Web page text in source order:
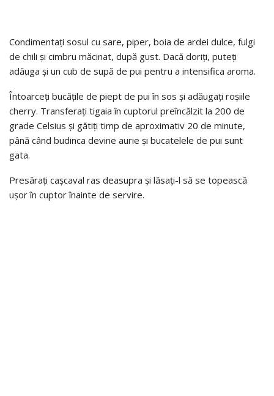
Condimentați sosul cu sare, piper, boia de ardei dulce, fulgi
de chili și cimbru măcinat, după gust. Dacă doriți, puteți
adăuga și un cub de supă de pui pentru a intensifica aroma.
Întoarceți bucățile de piept de pui în sos și adăugați roșiile
cherry. Transferați tigaia în cuptorul preîncălzit la 200 de
grade Celsius și gătiți timp de aproximativ 20 de minute,
până când budinca devine aurie și bucatelele de pui sunt
gata.
Presărați cașcaval ras deasupra și lăsați-l să se topească
ușor în cuptor înainte de servire.